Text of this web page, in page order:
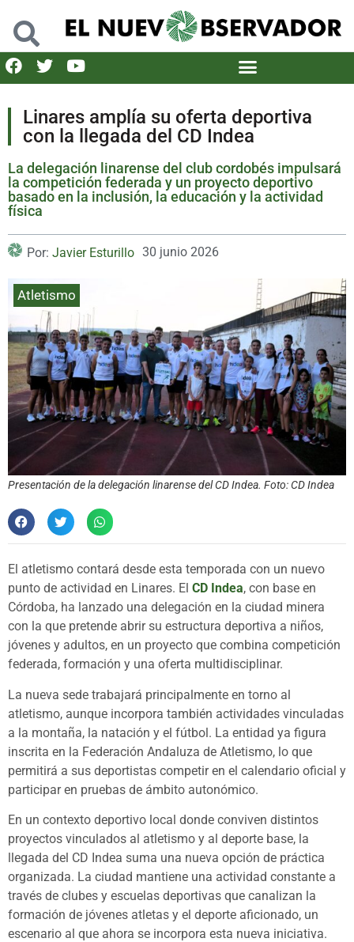
Linares amplía su oferta deportiva
con la llegada del CD Indea
La delegación linarense del club cordobés impulsará
la competición federada y un proyecto deportivo
basado en la inclusión, la educación y la actividad
física
Por: Javier Esturillo 30 junio 2026
Atletismo
Presentación de la delegación linarense del CD Indea. Foto: CD Indea
El atletismo contará desde esta temporada con un nuevo
punto de actividad en Linares. El CD Indea, con base en
Córdoba, ha lanzado una delegación en la ciudad minera
con la que pretende abrir su estructura deportiva a niños,
jóvenes y adultos, en un proyecto que combina competición
federada, formación y una oferta multidisciplinar.
La nueva sede trabajará principalmente en torno al
atletismo, aunque incorpora también actividades vinculadas
a la montaña, la natación y el fútbol. La entidad ya figura
inscrita en la Federación Andaluza de Atletismo, lo que
permitirá a sus deportistas competir en el calendario oficial y
participar en pruebas de ámbito autonómico.
En un contexto deportivo local donde conviven distintos
proyectos vinculados al atletismo y al deporte base, la
llegada del CD Indea suma una nueva opción de práctica
organizada. La ciudad mantiene una actividad constante a
través de clubes y escuelas deportivas que canalizan la
formación de jóvenes atletas y el deporte aficionado, un
escenario al que ahora se incorpora esta nueva iniciativa.